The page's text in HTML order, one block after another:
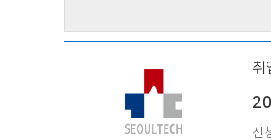
취
신